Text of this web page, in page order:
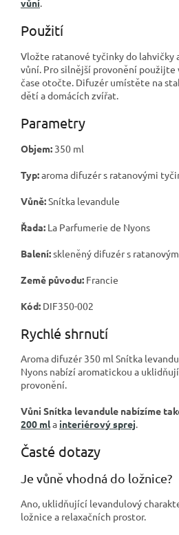
vůní.
Použití
Vložte ratanové tyčinky do lahvičky
vůní. Pro silnější provonění
čase otočte. Difuzér umístěte na
dětí a domácích zvířat.
Parametry
Objem: 350 ml
Typ:aroma difuzér s ratanovými
Vůně:Snítka levandule
Řada: La Parfumerie de Nyons
Balení:skleněný difuzér s
Země původu: Francie
Kód: DIF350-002
Rychlé shrnutí
Aroma difuzér 350 ml Snítka
Nyons nabízí aromatickou a
provonění.
Vůni Snítka levandule nabízíme
200 mla interiérový sprej.
Časté dotazy
Je vůně vhodná do ložnice?
Ano, uklidňující levandulový
ložnice a relaxačních prostor.